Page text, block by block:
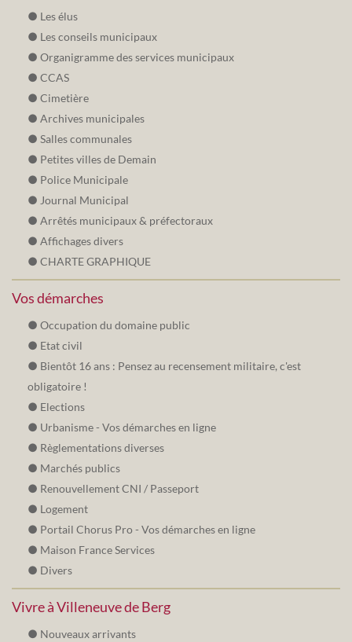
Les élus
Les conseils municipaux
Organigramme des services municipaux
CCAS
Cimetière
Archives municipales
Salles communales
Petites villes de Demain
Police Municipale
Journal Municipal
Arrêtés municipaux & préfectoraux
Affichages divers
CHARTE GRAPHIQUE
Vos démarches
Occupation du domaine public
Etat civil
Bientôt 16 ans : Pensez au recensement militaire, c'est
obligatoire !
Elections
Urbanisme - Vos démarches en ligne
Règlementations diverses
Marchés publics
Renouvellement CNI / Passeport
Logement
Portail Chorus Pro - Vos démarches en ligne
Maison France Services
Divers
Vivre à Villeneuve de Berg
Nouveaux arrivants